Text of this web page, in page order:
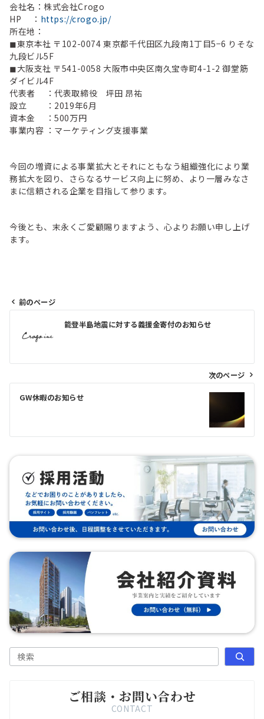
会社名：株式会社Crogo
HP ： https://crogo.jp/
所在地：
◼︎東京本社 〒102-0074 東京都千代田区九段南1丁目5−6 りそな
九段ビル5F
◼︎大阪支社 〒541-0058 大阪市中央区南久宝寺町4-1-2 御堂筋
ダイビル4F
代表者 ：代表取締役 坪田 昂祐
設立 ：2019年6月
資本金 ：500万円
事業内容 ：マーケティング支援事業
今回の増資による事業拡大とそれにともなう組織強化により業
務拡大を図り、さらなるサービス向上に努め、より一層みなさ
まに信頼される企業を目指して参ります。
今後とも、末永くご愛顧賜りますよう、心よりお願い申し上げ
ます。
ビ
ゲ
ー
ョ
ン
前のページ
能登半島地震に対する義援金寄付のお知らせ
次のページ
GW休暇のお知らせ
検索
ご相談・お問い合わせ
CONTACT